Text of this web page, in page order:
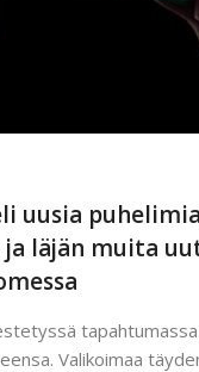
uusia
läjän muita
Valikoimaa